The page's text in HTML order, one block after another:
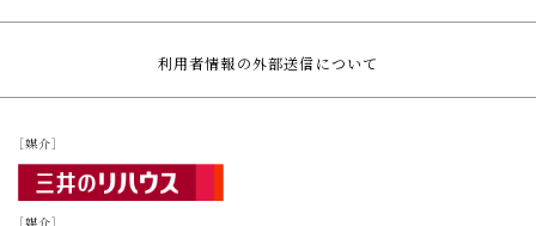
利用者情報の外部送信について
［媒介］
［媒介］